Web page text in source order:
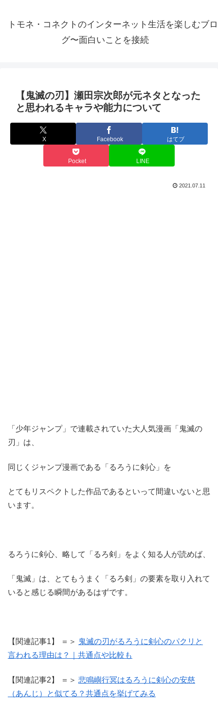
トモネ・コネクトのインターネット生活を楽しむブロ
グ〜面白いことを接続
【鬼滅の刃】瀬田宗次郎が元ネタとなった
と思われるキャラや能力について
X Facebook はてブ
Pocket LINE
2021.07.11
「少年ジャンプ」で連載されていた大人気漫画「鬼滅の
刃」は、
同じくジャンプ漫画である「るろうに剣心」を
とてもリスペクトした作品であるといって間違いないと思
います。
るろうに剣心、略して「るろ剣」をよく知る人が読めば、
「鬼滅」は、とてもうまく「るろ剣」の要素を取り入れて
いると感じる瞬間があるはずです。
【関連記事1】 ＝＞ 鬼滅の刃がるろうに剣心のパクリと
言われる理由は？｜共通点や比較も
【関連記事2】 ＝＞ 悲鳴嶼行冥はるろうに剣心の安慈
（あんじ）と似てる？共通点を挙げてみる